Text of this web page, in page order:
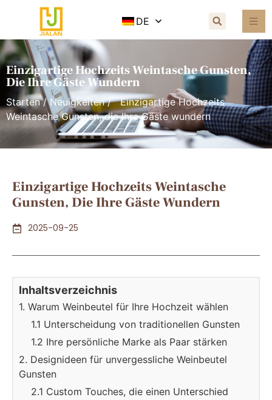
DE
Einzigartige Hochzeits Weintasche Gunsten,
Die Ihre Gäste Wundern
Starten/Neuigkeiten/ Einzigartige Hochzeits
Weintasche Gunsten, die Ihre Gäste wundern
Einzigartige Hochzeits Weintasche
Gunsten, Die Ihre Gäste Wundern
2025-09-25
Inhaltsverzeichnis
1. Warum Weinbeutel für Ihre Hochzeit wählen
1.1 Unterscheidung von traditionellen Gunsten
1.2 Ihre persönliche Marke als Paar stärken
2. Designideen für unvergessliche Weinbeutel
Gunsten
2.1 Custom Touches, die einen Unterschied